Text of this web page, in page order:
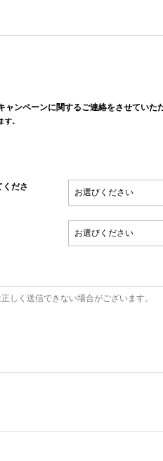
ンペーンに関するご連絡をさせていた
。
ださ